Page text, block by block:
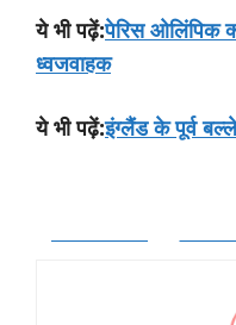
ये भी पढ़ें:पेरिस ओलिंपिक
ध्वजवाहक
ये भी पढ़ें:इंग्लैंड के पूर्व